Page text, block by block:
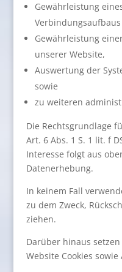
Gewährleistung
Gewährleistung
unserer Website,
Auswertung der
sowie
zu weiteren
Die Rechtsgrundlage
Art. 6 Abs. 1 S. 1 lit. f
Interesse folgt aus
Datenerhebung.
In keinem Fall
zu dem Zweck,
ziehen.
Darüber hinaus
Website Cookies